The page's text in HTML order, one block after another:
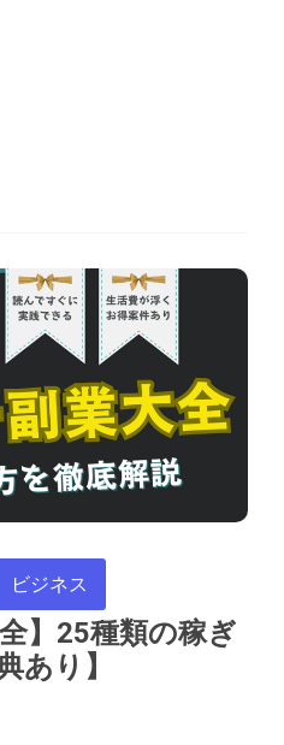
ビジネス
】25種類の稼ぎ
あり】